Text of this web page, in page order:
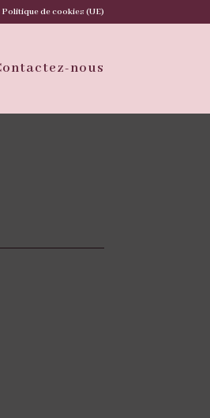
Politique de cookies (UE)
nous